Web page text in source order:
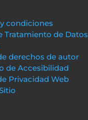
condiciones
Tratamiento de Datos
derechos de autor
de Accesibilidad
Privacidad Web